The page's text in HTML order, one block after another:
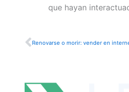
que hayan
Ant
Renovarse o morir: vender en